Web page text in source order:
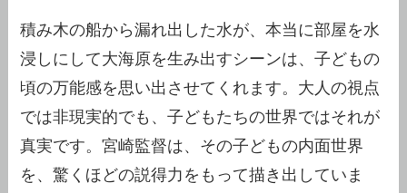
積み木の船から漏れ出した水が、本当に部屋を水
浸しにして大海原を生み出すシーンは、子どもの
頃の万能感を思い出させてくれます。大人の視点
では非現実的でも、子どもたちの世界ではそれが
真実です。宮崎監督は、その子どもの内面世界
を、驚くほどの説得力をもって描き出していま